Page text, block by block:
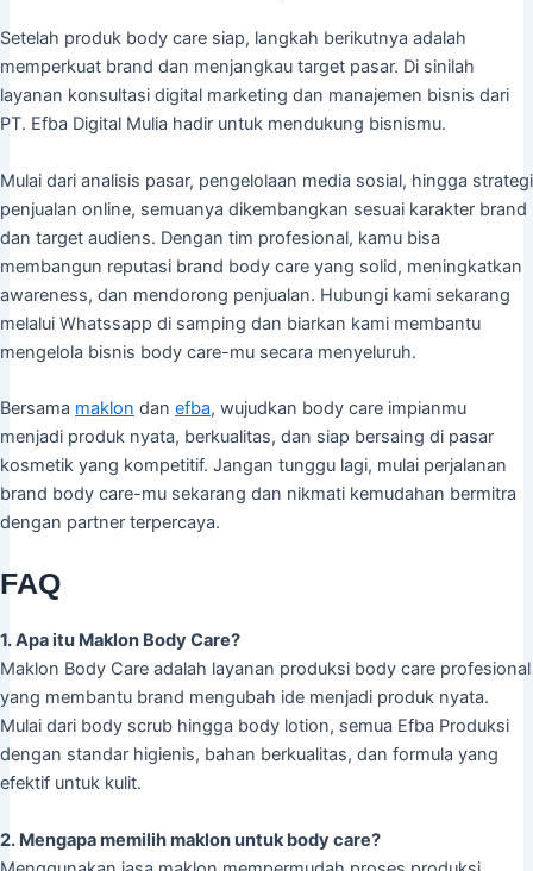
Setelah produk body care siap, langkah berikutnya adalah
memperkuat brand dan menjangkau target pasar. Di sinilah
layanan konsultasi digital marketing dan manajemen bisnis dari
PT. Efba Digital Mulia hadir untuk mendukung bisnismu.
Mulai dari analisis pasar, pengelolaan media sosial, hingga strategi
penjualan online, semuanya dikembangkan sesuai karakter brand
dan target audiens. Dengan tim profesional, kamu bisa
membangun reputasi brand body care yang solid, meningkatkan
awareness, dan mendorong penjualan. Hubungi kami sekarang
melalui Whatssapp di samping dan biarkan kami membantu
mengelola bisnis body care-mu secara menyeluruh.
Bersama maklon dan efba, wujudkan body care impianmu
menjadi produk nyata, berkualitas, dan siap bersaing di pasar
kosmetik yang kompetitif. Jangan tunggu lagi, mulai perjalanan
brand body care-mu sekarang dan nikmati kemudahan bermitra
dengan partner terpercaya.
FAQ
1. Apa itu Maklon Body Care?
Maklon Body Care adalah layanan produksi body care profesional
yang membantu brand mengubah ide menjadi produk nyata.
Mulai dari body scrub hingga body lotion, semua Efba Produksi
dengan standar higienis, bahan berkualitas, dan formula yang
efektif untuk kulit.
2. Mengapa memilih maklon untuk body care?